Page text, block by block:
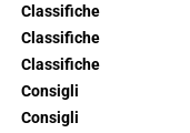
Classifiche
Classifiche
Classifiche
Consigli
Consigli